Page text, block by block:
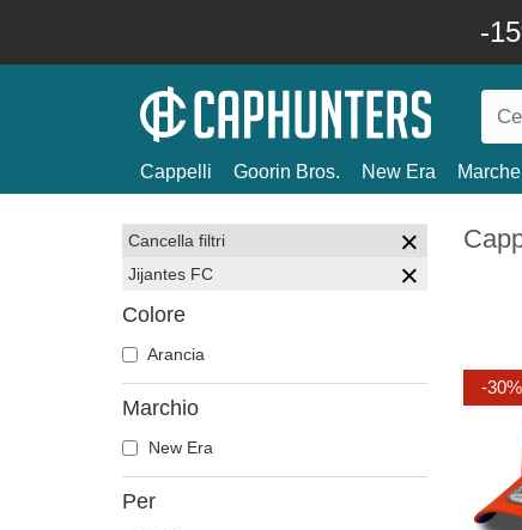
-
Cappelli Goorin Bros. New Era Marche
Cancella filtri
Jijantes FC
Colore
Arancia
Marchio
New Era
Per
-30%